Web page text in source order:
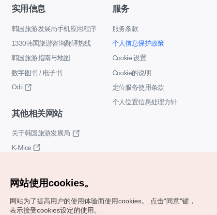
实用信息
韩国旅游发展局手机应用程序
1330韩国旅游咨询翻译热线
韩国旅游指南与地图
数字图书 / 电子书
Odii
服务
服务条款
个人信息保护政策
Cookie 设置
Cookie的说明
定位服务使用条款
个人位置信息处理方针
其他相关网站
关于韩国旅游发展局
K-Mice
网站使用cookies。
网站为了提高用户的使用体验而使用cookies。
点击“同意"键，
表示接受cookies设定的使用。